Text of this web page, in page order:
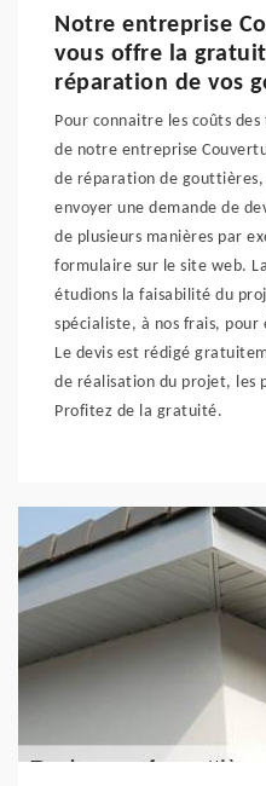
Notre entreprise
vous offre la
réparation de vos
Pour connaitre les coûts
de notre entreprise
de réparation de gouttières,
envoyer une demande de
de plusieurs manières par
formulaire sur le site web.
étudions la faisabilité du
spécialiste, à nos frais, pour
Le devis est rédigé
de réalisation du projet, les
Profitez de la gratuité.